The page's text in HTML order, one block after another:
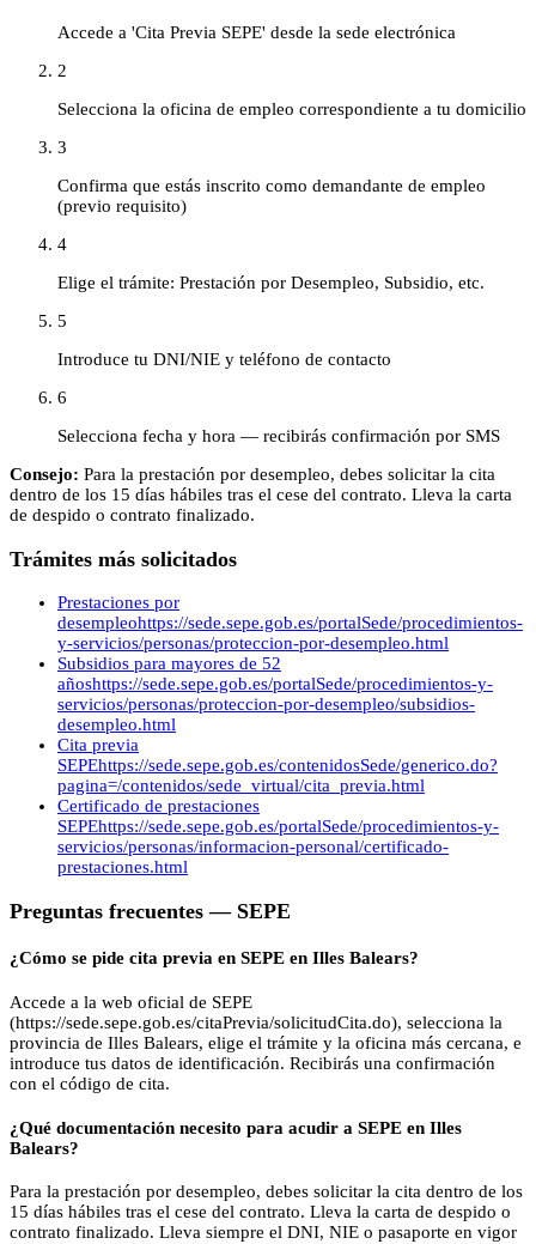
Accede a 'Cita Previa SEPE' desde la sede electrónica
2
Selecciona la oficina de empleo correspondiente a tu domicilio
3
Confirma que estás inscrito como demandante de empleo
(previo requisito)
4
Elige el trámite: Prestación por Desempleo, Subsidio, etc.
5
Introduce tu DNI/NIE y teléfono de contacto
6
Selecciona fecha y hora — recibirás confirmación por SMS
Consejo: Para la prestación por desempleo, debes solicitar la cita
dentro de los 15 días hábiles tras el cese del contrato. Lleva la carta
de despido o contrato finalizado.
Trámites más solicitados
Prestaciones por
desempleohttps://sede.sepe.gob.es/portalSede/procedimientos-
y-servicios/personas/proteccion-por-desempleo.html
Subsidios para mayores de 52
añoshttps://sede.sepe.gob.es/portalSede/procedimientos-y-
servicios/personas/proteccion-por-desempleo/subsidios-
desempleo.html
Cita previa
SEPEhttps://sede.sepe.gob.es/contenidosSede/generico.do?
pagina=/contenidos/sede_virtual/cita_previa.html
Certificado de prestaciones
SEPEhttps://sede.sepe.gob.es/portalSede/procedimientos-y-
servicios/personas/informacion-personal/certificado-
prestaciones.html
Preguntas frecuentes — SEPE
¿Cómo se pide cita previa en SEPE en Illes Balears?
Accede a la web oficial de SEPE
(https://sede.sepe.gob.es/citaPrevia/solicitudCita.do), selecciona la
provincia de Illes Balears, elige el trámite y la oficina más cercana, e
introduce tus datos de identificación. Recibirás una confirmación
con el código de cita.
¿Qué documentación necesito para acudir a SEPE en Illes
Balears?
Para la prestación por desempleo, debes solicitar la cita dentro de los
15 días hábiles tras el cese del contrato. Lleva la carta de despido o
contrato finalizado. Lleva siempre el DNI, NIE o pasaporte en vigor